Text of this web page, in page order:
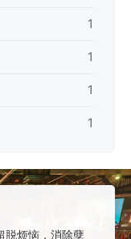
1
1
1
1
脱烦恼，消除孽